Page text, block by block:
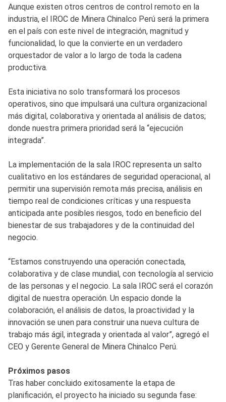
Aunque existen otros centros de control remoto en la
industria, el IROC de Minera Chinalco Perú será la primera
en el país con este nivel de integración, magnitud y
funcionalidad, lo que la convierte en un verdadero
orquestador de valor a lo largo de toda la cadena
productiva.
Esta iniciativa no solo transformará los procesos
operativos, sino que impulsará una cultura organizacional
más digital, colaborativa y orientada al análisis de datos;
donde nuestra primera prioridad será la “ejecución
integrada”.
La implementación de la sala IROC representa un salto
cualitativo en los estándares de seguridad operacional, al
permitir una supervisión remota más precisa, análisis en
tiempo real de condiciones críticas y una respuesta
anticipada ante posibles riesgos, todo en beneficio del
bienestar de sus trabajadores y de la continuidad del
negocio.
“Estamos construyendo una operación conectada,
colaborativa y de clase mundial, con tecnología al servicio
de las personas y el negocio. La sala IROC será el corazón
digital de nuestra operación. Un espacio donde la
colaboración, el análisis de datos, la proactividad y la
innovación se unen para construir una nueva cultura de
trabajo más ágil, integrada y orientada al valor”, agregó el
CEO y Gerente General de Minera Chinalco Perú.
Próximos pasos
Tras haber concluido exitosamente la etapa de
planificación, el proyecto ha iniciado su segunda fase: